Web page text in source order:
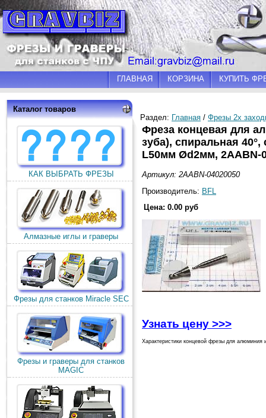
ГЛАВНАЯ КОРЗИНА КУПИТЬ
Каталог товаров
КАК ВЫБРАТЬ ФРЕЗЫ
Алмазные иглы и граверы
Фрезы для станков Miracle SEC
Фрезы и граверы для станков
MAGIC
Раздел: Главная / Фрезы 2х
Фреза концевая для
зуба), спиральная
L50мм Ød2мм, 2AABN-
Артикул: 2AABN-04020050
Производитель: BFL
Цена: 0.00 руб
Узнать цену >>>
Характеристики концевой фрезы для алюминия